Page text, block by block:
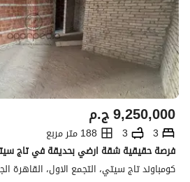
ج.م9,250,000
3
3
188 متر مربع
كومباوند تاج سيتي، التجمع الاول، القاهرة